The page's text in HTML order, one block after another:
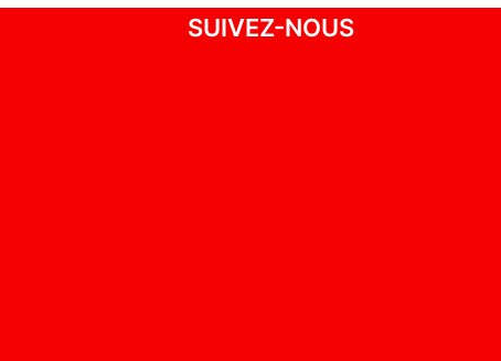
SUIVEZ-NOUS